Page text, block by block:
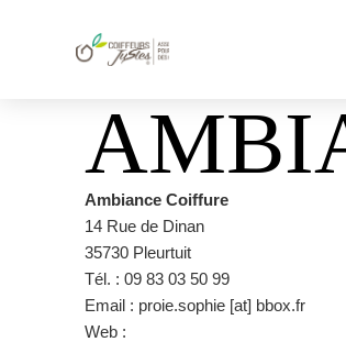
Ambiance Coiffure
14 Rue de Dinan
35730 Pleurtuit
Tél. : 09 83 03 50 99
Email : proie.sophie [at] bbox.fr
Web :